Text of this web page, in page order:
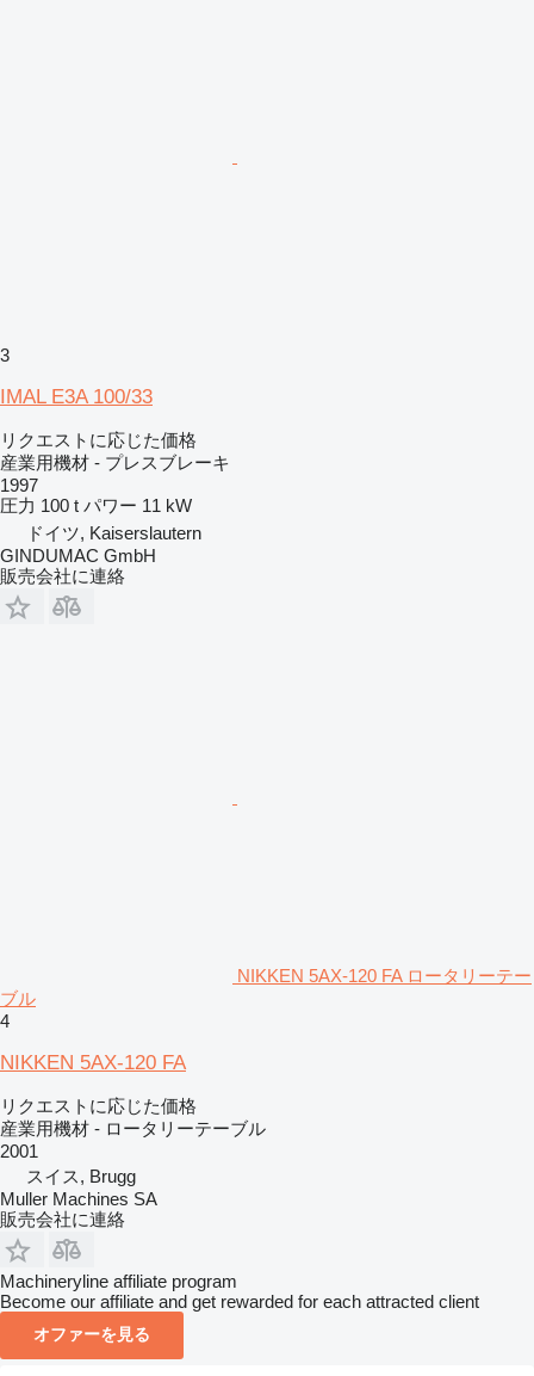
3
IMAL E3A 100/33
リクエストに応じた価格
産業用機材 - プレスブレーキ
1997
圧力 100 t パワー 11 kW
ドイツ, Kaiserslautern
GINDUMAC GmbH
販売会社に連絡
NIKKEN 5AX-120 FA ロータリーテー
ブル
4
NIKKEN 5AX-120 FA
リクエストに応じた価格
産業用機材 - ロータリーテーブル
2001
スイス, Brugg
Muller Machines SA
販売会社に連絡
Machineryline affiliate program
Become our affiliate and get rewarded for each attracted client
オファーを見る